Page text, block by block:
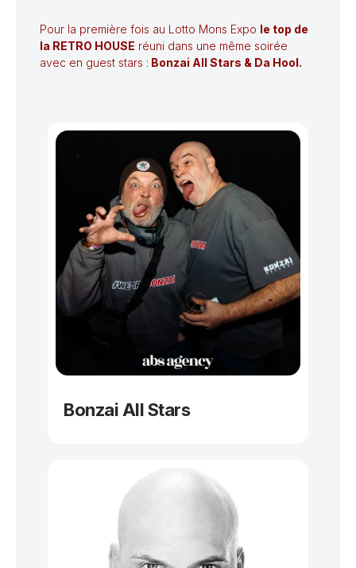
Pour la première fois au Lotto Mons Expo le top de
la RETRO HOUSE réuni dans une même soirée
avec en guest stars : Bonzai All Stars & Da Hool.
Bonzai All Stars